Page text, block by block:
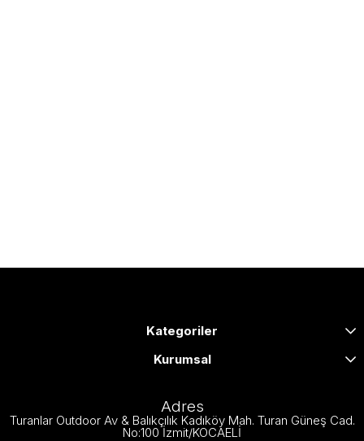
Kategoriler
Kurumsal
Adres
Turanlar Outdoor Av & Balıkçılık Kadıköy Mah. Turan Güneş Cad.
No:100 İzmit/KOCAELİ